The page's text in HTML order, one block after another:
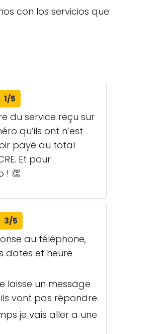
con los servicios que
1/5
du service reçu sur
qu’ils ont n’est
payé au total
Et pour
! 👏
3/5
au téléphone,
dates et heure
laisse un message
vont pas répondre.
je vais aller a une